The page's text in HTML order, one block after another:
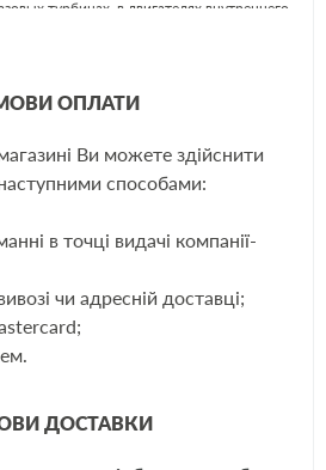
турбинах, в двигателях внутреннего
высококачественных автозапчастей. За
фильтрующих элементов для
предусматривает более 2000
ОПЛАТИ
Ви можете здійснити
способами:
в точці видачі компанії-
чи адресній доставці;
ДОСТАВКИ